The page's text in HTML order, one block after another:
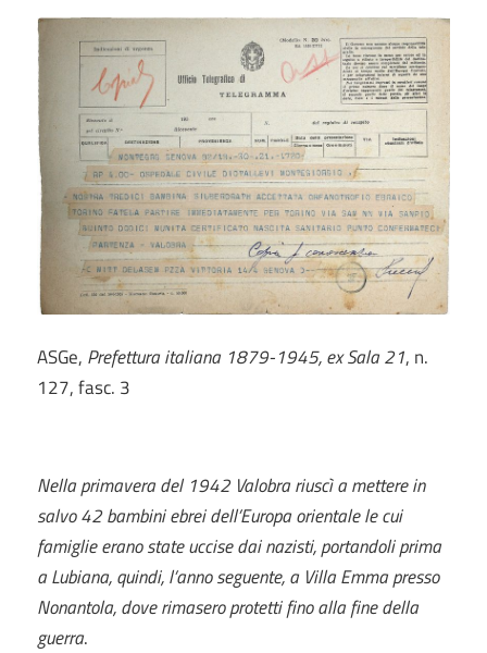
ASGe, Prefettura italiana 1879-1945, ex Sala 21, n.
127, fasc. 3
Nella primavera del 1942 Valobra riuscì a mettere in
salvo 42 bambini ebrei dell’Europa orientale le cui
famiglie erano state uccise dai nazisti, portandoli prima
a Lubiana, quindi, l’anno seguente, a Villa Emma presso
Nonantola, dove rimasero protetti fino alla fine della
guerra.